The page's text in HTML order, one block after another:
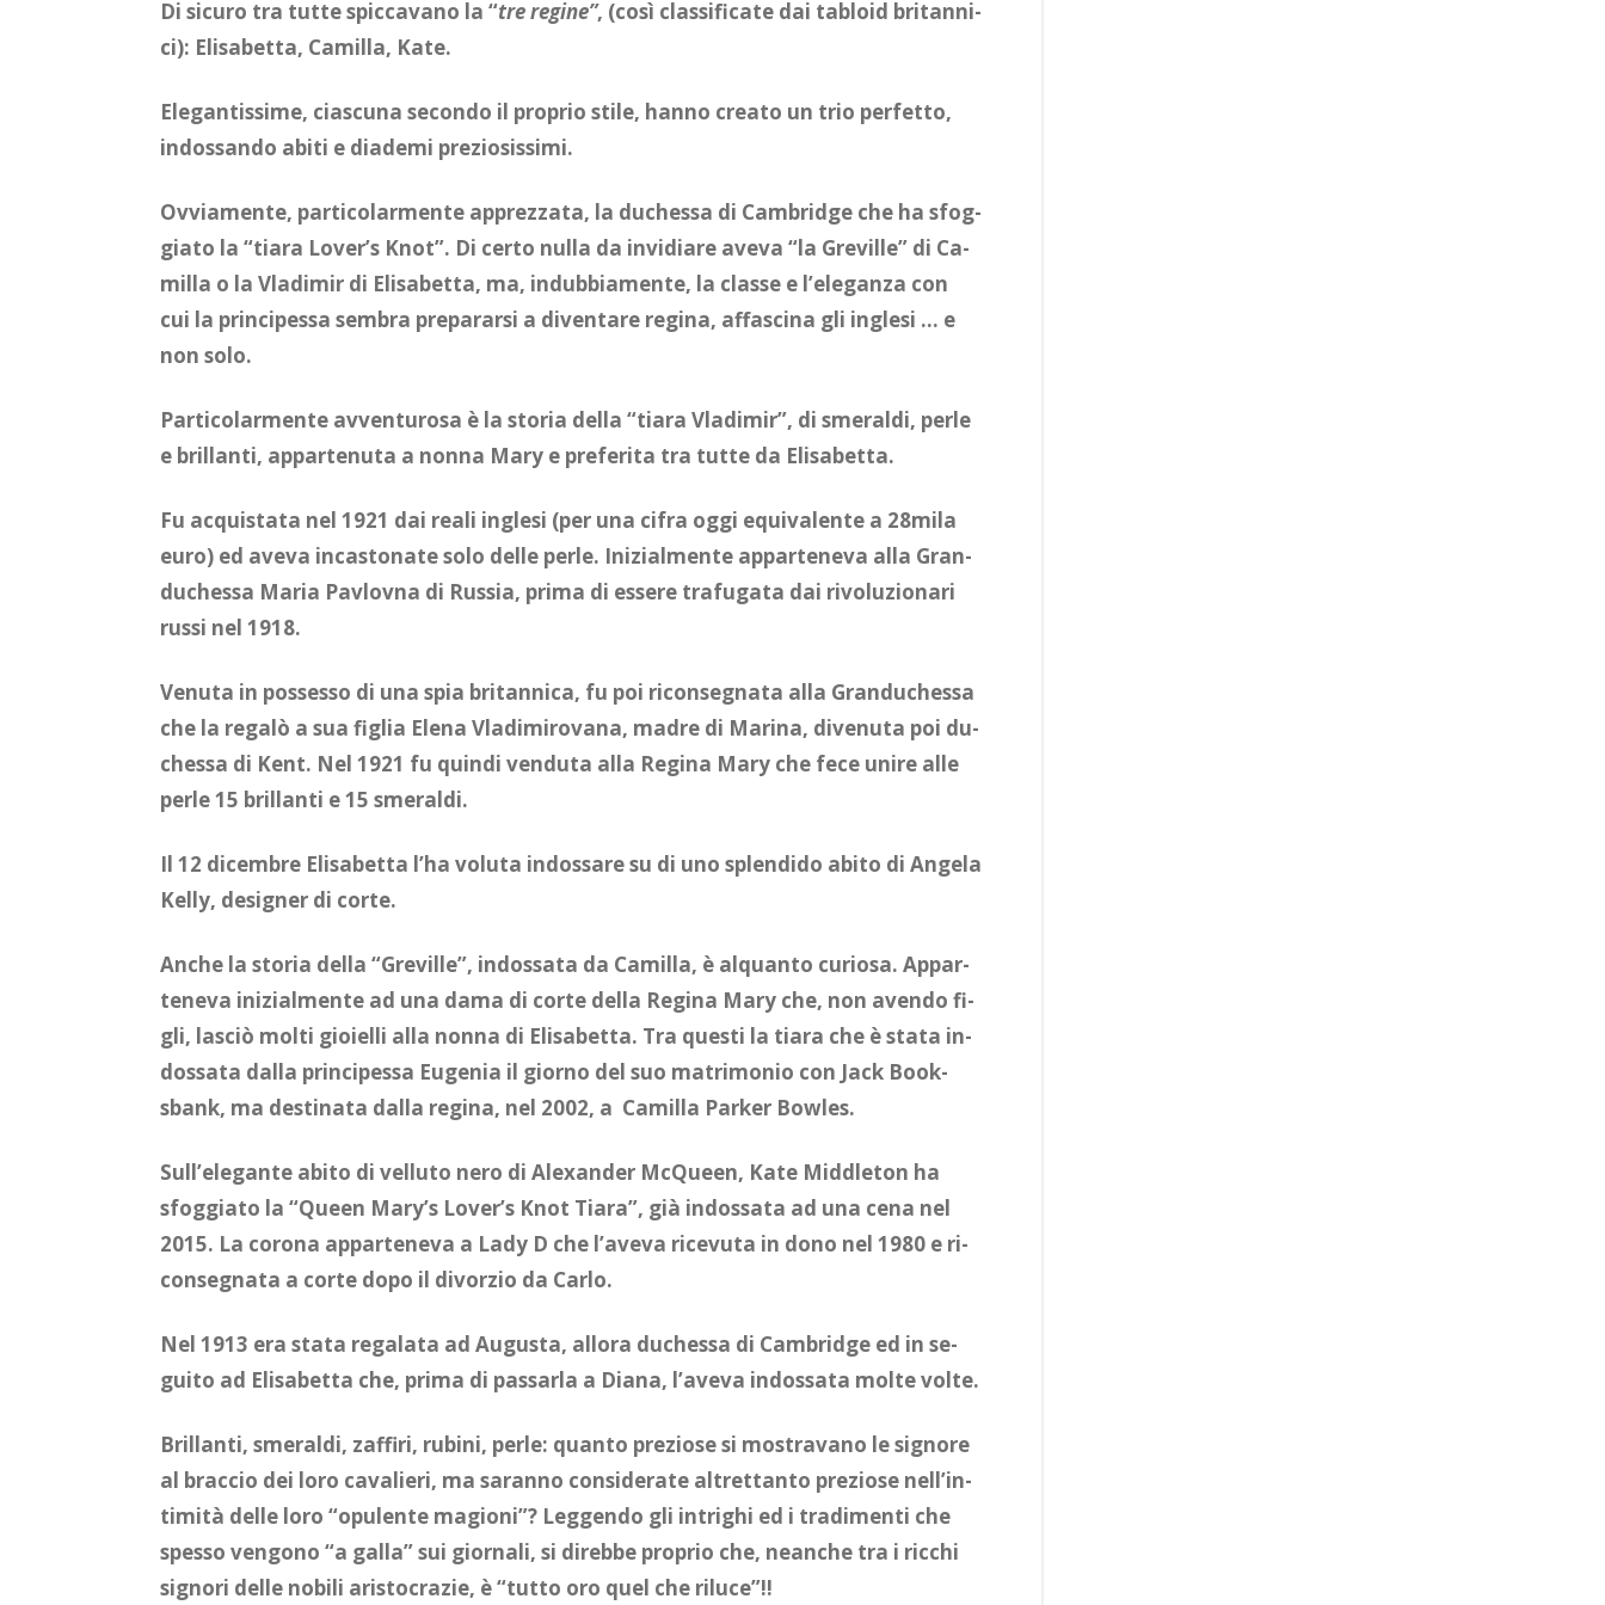
Di si­cu­ro tra tut­te spic­ca­va­no la “tre re­gi­ne”, (così clas­si­fi­ca­te dai ta­bloid bri­tan­ni­
ci): Eli­sa­bet­ta, Ca­mil­la, Kate.
Ele­gan­tis­si­me, cia­scu­na se­con­do il pro­prio sti­le, han­no crea­to un trio per­fet­to,
in­dos­san­do abi­ti e dia­de­mi pre­zio­sis­si­mi.
Ov­via­men­te, par­ti­co­lar­men­te ap­prez­za­ta, la du­ches­sa di Cam­brid­ge che ha sfog­
gia­to la “tia­ra Lo­ver’s Knot”. Di cer­to nul­la da in­vi­dia­re ave­va “la Gre­vil­le” di Ca­
mil­la o la Vla­di­mir di Eli­sa­bet­ta, ma, in­dub­bia­men­te, la clas­se e l’e­le­gan­za con
cui la prin­ci­pes­sa sem­bra pre­pa­rar­si a di­ven­ta­re re­gi­na, af­fa­sci­na gli in­gle­si … e
non solo.
Par­ti­co­lar­men­te av­ven­tu­ro­sa è la sto­ria del­la “tia­ra Vla­di­mir”, di sme­ral­di, per­le
e bril­lan­ti, ap­par­te­nu­ta a non­na Mary e pre­fe­ri­ta tra tut­te da Eli­sa­bet­ta.
Fu ac­qui­sta­ta nel 1921 dai rea­li in­gle­si (per una ci­fra oggi equi­va­len­te a 28­mi­la
euro) ed ave­va in­ca­sto­na­te solo del­le per­le. Ini­zial­men­te ap­par­te­ne­va alla Gran­
du­ches­sa Ma­ria Pa­vlo­v­na di Rus­sia, pri­ma di es­se­re tra­fu­ga­ta dai ri­vo­lu­zio­na­ri
rus­si nel 1918.
Ve­nu­ta in pos­ses­so di una spia bri­tan­ni­ca, fu poi ri­con­se­gna­ta alla Gran­du­ches­sa
che la re­ga­lò a sua fi­glia Ele­na Vla­di­mi­ro­va­na, ma­dre di Ma­ri­na, di­ve­nu­ta poi du­
ches­sa di Kent. Nel 1921 fu quin­di ven­du­ta alla Re­gi­na Mary che fece uni­re alle
per­le 15 bril­lan­ti e 15 sme­ral­di.
Il 12 di­cem­bre Eli­sa­bet­ta l’ha vo­lu­ta in­dos­sa­re su di uno splen­di­do abi­to di An­ge­la
Kel­ly, de­si­gner di cor­te.
An­che la sto­ria del­la “Gre­vil­le”, in­dos­sa­ta da Ca­mil­la, è al­quan­to cu­rio­sa. Ap­par­
te­ne­va ini­zial­men­te ad una dama di cor­te del­la Re­gi­na Mary che, non aven­do fi­
gli, la­sciò mol­ti gio­iel­li alla non­na di Eli­sa­bet­ta. Tra que­sti la tia­ra che è sta­ta in­
dos­sa­ta dal­la prin­ci­pes­sa Eu­ge­nia il gior­no del suo ma­tri­mo­nio con Jack Book­
sbank, ma de­sti­na­ta dal­la re­gi­na, nel 2002, a Ca­mil­la Par­ker Bo­w­les.
Sul­l’e­le­gan­te abi­to di vel­lu­to nero di Ale­xan­der Mc­Queen, Kate Midd­le­ton ha
sfog­gia­to la “Queen Ma­ry’s Lo­ver’s Knot Tia­ra”, già in­dos­sa­ta ad una cena nel
2015. La co­ro­na ap­par­te­ne­va a Lady D che l’a­ve­va ri­ce­vu­ta in dono nel 1980 e ri­
con­se­gna­ta a cor­te dopo il di­vor­zio da Car­lo.
Nel 1913 era sta­ta re­ga­la­ta ad Au­gu­sta, al­lo­ra du­ches­sa di Cam­brid­ge ed in se­
gui­to ad Eli­sa­bet­ta che, pri­ma di pas­sar­la a Dia­na, l’a­ve­va in­dos­sa­ta mol­te vol­te.
Bril­lan­ti, sme­ral­di, zaf­fi­ri, ru­bi­ni, per­le: quan­to pre­zio­se si mo­stra­va­no le si­gno­re
al brac­cio dei loro ca­va­lie­ri, ma sa­ran­no con­si­de­ra­te al­tret­tan­to pre­zio­se nel­l’in­
ti­mi­tà del­le loro “opu­len­te ma­gio­ni”? Leg­gen­do gli in­tri­ghi ed i tra­di­men­ti che
spes­so ven­go­no “a gal­la” sui gior­na­li, si di­reb­be pro­prio che, nean­che tra i ric­chi
si­gno­ri del­le no­bi­li ari­sto­cra­zie, è “tut­to oro quel che ri­lu­ce”!!